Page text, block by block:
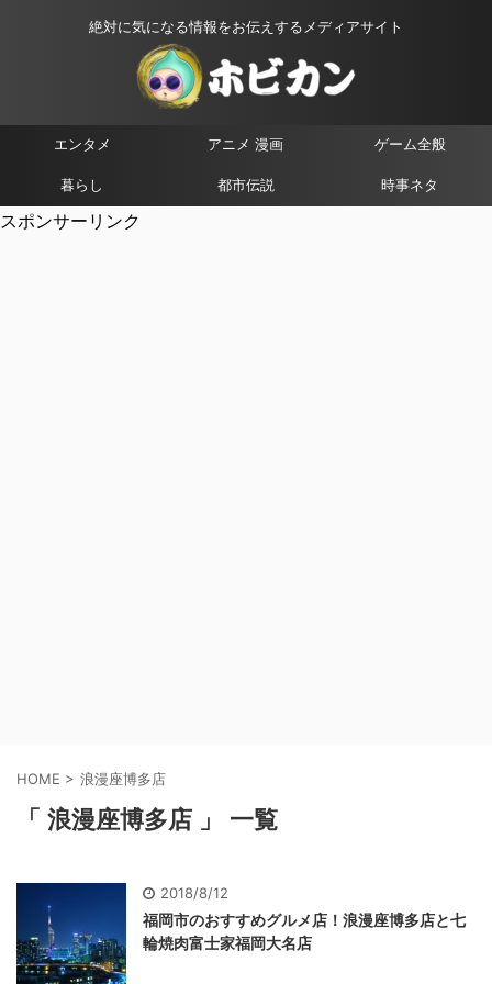
絶対に気になる情報をお伝えするメディアサイト
エンタメ アニメ 漫画 ゲーム全般
暮らし 都市伝説 時事ネタ
スポンサーリンク
HOME > 浪漫座博多店
「 浪漫座博多店 」 一覧
2018/8/12
福岡市のおすすめグルメ店！浪漫座博多店と七
輪焼肉富士家福岡大名店